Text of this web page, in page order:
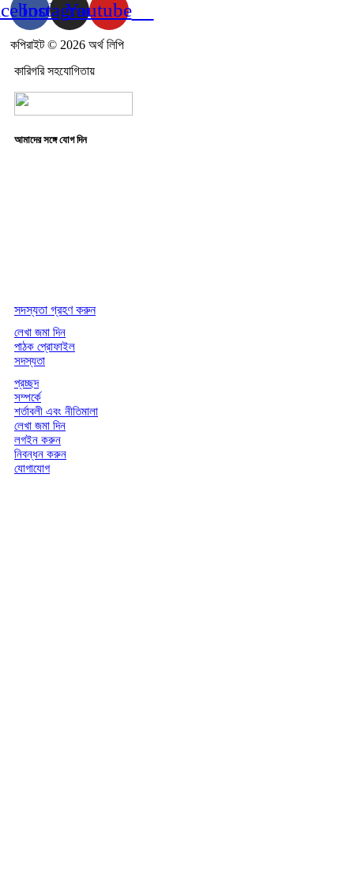
Instagram
Youtube
কপিরাইট © 2026 অর্থ লিপি
কারিগরি সহযোগিতায়
আমাদের সঙ্গে যোগ দিন
সদস্যতা গ্রহণ করুন
লেখা জমা দিন
পাঠক প্রোফাইল
সদস্যতা
প্রচ্ছদ
সম্পর্কে
শর্তাবলী এবং নীতিমালা
লেখা জমা দিন
লগইন করুন
নিবন্ধন করুন
যোগাযোগ